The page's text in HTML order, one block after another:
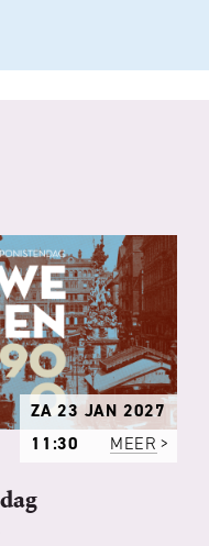
ZA 23 JAN 2027
11:30
MEER